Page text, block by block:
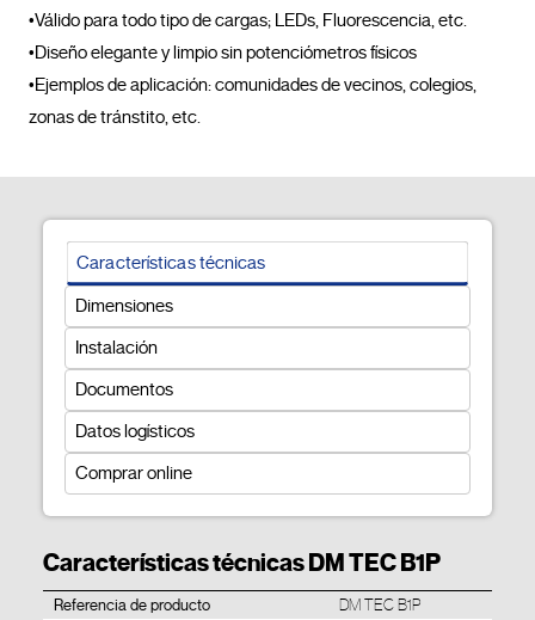
•Válido para todo tipo de cargas; LEDs, Fluorescencia, etc.
•Diseño elegante y limpio sin potenciómetros físicos
•Ejemplos de aplicación: comunidades de vecinos, colegios,
Características técnicas
Dimensiones
Instalación
Documentos
Datos logísticos
Comprar online
Características técnicas DM TEC B1P
Referencia de producto DM TEC B1P